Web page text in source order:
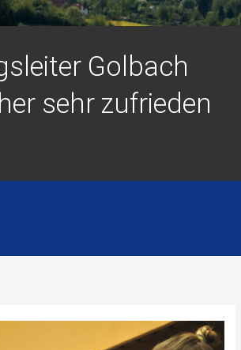
Golbach
sehr zufrieden